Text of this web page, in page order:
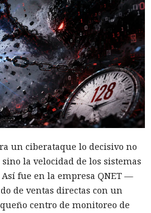
un ciberataque lo decisivo no
la velocidad de los sistemas
fue en la empresa QNET —
de ventas directas con un
centro de monitoreo de